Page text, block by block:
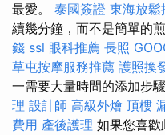
最愛。 泰國簽證 東海放鬆
續幾分鐘，而不是簡單的
錢 ssl 眼科推薦 長照
草屯按摩服務推薦 護照換
一需要大量時間的添加步驟
理 設計師 高級外燴 頂樓
費用 產後護理 如果您喜歡